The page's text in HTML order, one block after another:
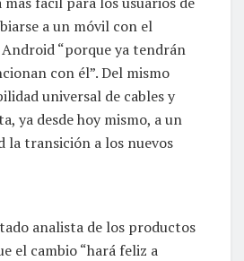
a un móvil con el
“porque ya tendrán
con él”. Del mismo
universal de cables y
ya desde hoy mismo, a un
la transición a los nuevos
analista de los productos
el cambio “hará feliz a